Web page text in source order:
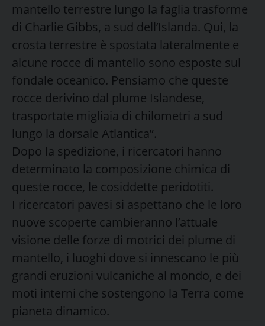
mantello terrestre lungo la faglia trasforme
di Charlie Gibbs, a sud dell’Islanda. Qui, la
crosta terrestre è spostata lateralmente e
alcune rocce di mantello sono esposte sul
fondale oceanico. Pensiamo che queste
rocce derivino dal plume Islandese,
trasportate migliaia di chilometri a sud
lungo la dorsale Atlantica”.
Dopo la spedizione, i ricercatori hanno
determinato la composizione chimica di
queste rocce, le cosiddette peridotiti.
I ricercatori pavesi si aspettano che le loro
nuove scoperte cambieranno l’attuale
visione delle forze di motrici dei plume di
mantello, i luoghi dove si innescano le più
grandi eruzioni vulcaniche al mondo, e dei
moti interni che sostengono la Terra come
pianeta dinamico.